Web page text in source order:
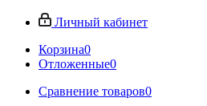
Личный кабинет
Корзина0
Отложенные0
Сравнение товаров0